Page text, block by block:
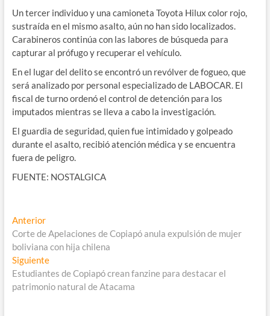
Un tercer individuo y una camioneta Toyota Hilux color rojo,
sustraída en el mismo asalto, aún no han sido localizados.
Carabineros continúa con las labores de búsqueda para
capturar al prófugo y recuperar el vehículo.
En el lugar del delito se encontró un revólver de fogueo, que
será analizado por personal especializado de LABOCAR. El
fiscal de turno ordenó el control de detención para los
imputados mientras se lleva a cabo la investigación.
El guardia de seguridad, quien fue intimidado y golpeado
durante el asalto, recibió atención médica y se encuentra
fuera de peligro.
FUENTE: NOSTALGICA
Navegación
de
entradas
AnteriorEntrada
anterior:
Corte de Apelaciones de Copiapó anula expulsión de mujer
boliviana con hija chilena
SiguienteEntrada
siguiente:
Estudiantes de Copiapó crean fanzine para destacar el
patrimonio natural de Atacama